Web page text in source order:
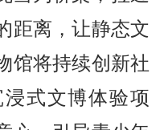
距离，让静态文
馆将持续创新社
式文博体验项